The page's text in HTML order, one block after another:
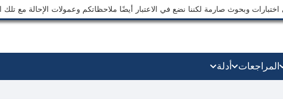
اختبارات وبحوث صارمة لكننا نضع في الاعتبار أيضًا ملاحظاتكم وعمولات الإحالة مع
المراجعات أدلة